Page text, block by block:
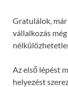
Gratulálok,
vállalkozás
Az első lépést
helyezést